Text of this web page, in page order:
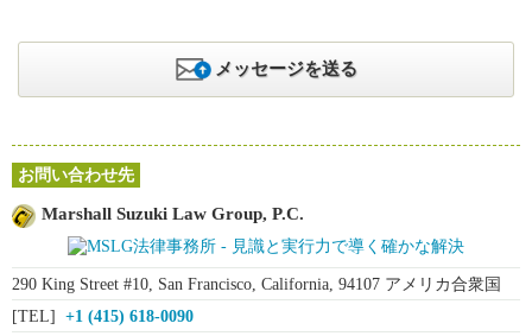
メッセージを送る
お問い合わせ先
Marshall Suzuki Law Group, P.C.
290 King Street #10, San Francisco, California, 94107 アメリカ合衆国
[TEL] +1 (415) 618-0090